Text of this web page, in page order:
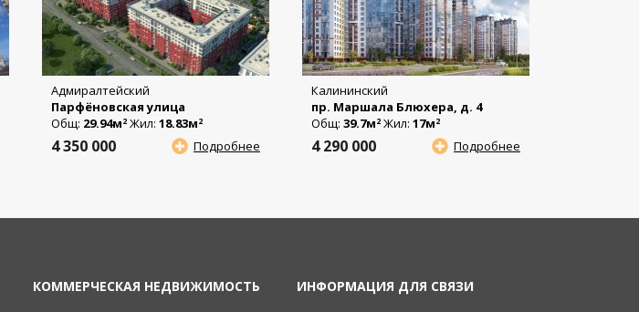
Адмиралтейский
Парфёновская улица
Общ: 29.94м2 Жил: 18.83м2
Подробнее
4 350 000
Калининский
пр. Маршала Блюхера, д. 4
Общ: 39.7м2 Жил: 17м2
Подробнее
4 290 000
КОММЕРЧЕСКАЯ НЕДВИЖИМОСТЬ ИНФОРМАЦИЯ ДЛЯ СВЯЗИ